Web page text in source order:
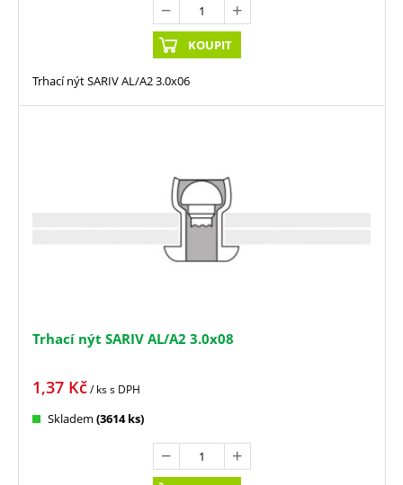
KOUPIT
Trhací nýt SARIV AL/A2 3.0x06
Trhací nýt SARIV AL/A2 3.0x08
1,37 Kč/ kss DPH
Skladem (3614 ks)